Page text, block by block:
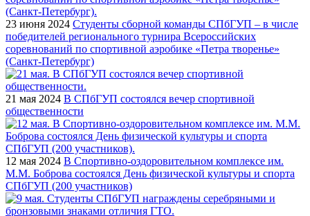
23 июня 2024 Студенты сборной команды СПбГУП – в числе
победителей регионального турнира Всероссийских
соревнований по спортивной аэробике «Петра творенье»
(Санкт-Петербург)
21 мая 2024 В СПбГУП состоялся вечер спортивной
общественности
12 мая 2024 В Спортивно-оздоровительном комплексе им.
М.М. Боброва состоялся День физической культуры и спорта
СПбГУП (200 участников)